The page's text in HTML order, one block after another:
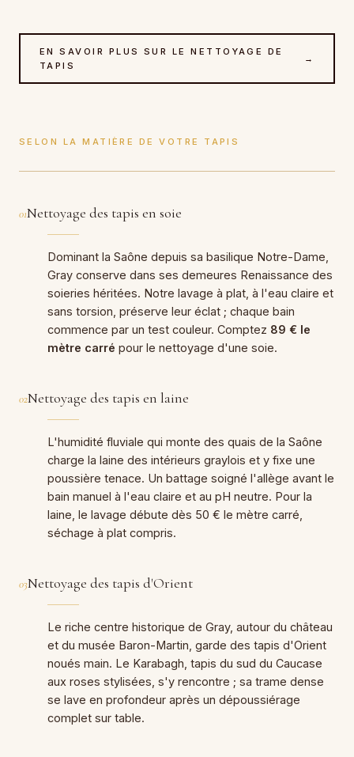
EN SAVOIR PLUS SUR LE NETTOYAGE DE
TAPIS
→
SELON LA MATIÈRE DE VOTRE TAPIS
01Nettoyage des tapis en soie
Dominant la Saône depuis sa basilique Notre-Dame,
Gray conserve dans ses demeures Renaissance des
soieries héritées. Notre lavage à plat, à l'eau claire et
sans torsion, préserve leur éclat ; chaque bain
commence par un test couleur. Comptez 89 € le
mètre carré pour le nettoyage d'une soie.
02Nettoyage des tapis en laine
L'humidité fluviale qui monte des quais de la Saône
charge la laine des intérieurs graylois et y fixe une
poussière tenace. Un battage soigné l'allège avant le
bain manuel à l'eau claire et au pH neutre. Pour la
laine, le lavage débute dès 50 € le mètre carré,
séchage à plat compris.
03Nettoyage des tapis d'Orient
Le riche centre historique de Gray, autour du château
et du musée Baron-Martin, garde des tapis d'Orient
noués main. Le Karabagh, tapis du sud du Caucase
aux roses stylisées, s'y rencontre ; sa trame dense
se lave en profondeur après un dépoussiérage
complet sur table.